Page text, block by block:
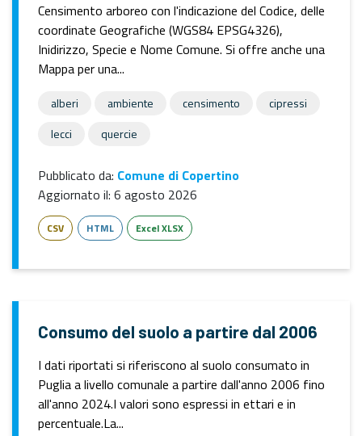
Censimento arboreo con l'indicazione del Codice, delle
coordinate Geografiche (WGS84 EPSG4326),
Inidirizzo, Specie e Nome Comune. Si offre anche una
Mappa per una...
alberi ambiente censimento
cipressi
lecci
quercie
Pubblicato da: Comune di Copertino
Aggiornato il: 6 agosto 2026
CSV HTML Excel XLSX
Consumo del suolo a partire dal 2006
I dati riportati si riferiscono al suolo consumato in
Puglia a livello comunale a partire dall'anno 2006 fino
all'anno 2024.I valori sono espressi in ettari e in
percentuale.La...